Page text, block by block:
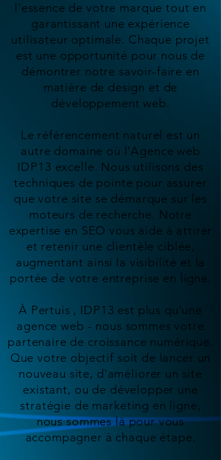
l'essence de votre marque tout en
garantissant une expérience
utilisateur optimale. Chaque projet
est une opportunité pour nous de
démontrer notre savoir-faire en
matière de design et de
développement web.
Le référencement naturel est un
autre domaine où l'Agence web
IDP13 excelle. Nous utilisons des
techniques de pointe pour assurer
que votre site se démarque sur les
moteurs de recherche. Notre
expertise en SEO vous aide à attirer
et retenir une clientèle ciblée,
augmentant ainsi la visibilité et la
portée de votre entreprise en ligne.
À Pertuis , IDP13 est plus qu'une
agence web - nous sommes votre
partenaire de croissance numérique.
Que votre objectif soit de lancer un
nouveau site, d'améliorer un site
existant, ou de développer une
stratégie de marketing en ligne,
nous sommes là pour vous
accompagner à chaque étape.